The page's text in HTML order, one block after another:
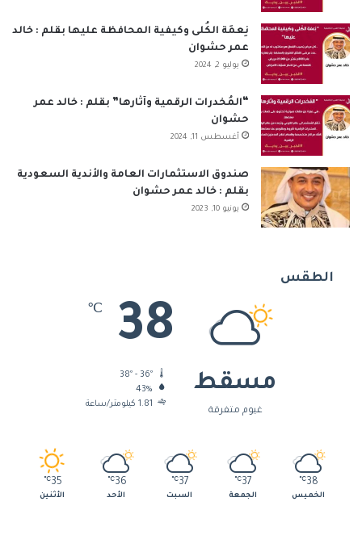
نِعمَة الكُلى وكيفية المحافظة عليها بقلم : خالد
عمر حشوان
يوليو 2, 2024
“المُخدرات الرقمية وآثارها” بقلم : خالد عمر
حشوان
أغسطس 11, 2024
صندوق الاستثمارات العامة والأندية السعودية
بقلم : خالد عمر حشوان
يونيو 10, 2023
الطقس
مسقط
غيوم متفرقة
38
℃
43%
1.81 كيلومتر/ساعة
38
℃
الخميس
37
℃
الجمعة
37
℃
السبت
36
℃
الأحد
35
℃
الأثنين